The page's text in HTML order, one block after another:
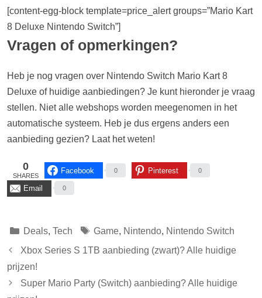
[content-egg-block template=price_alert groups=”Mario Kart
8 Deluxe Nintendo Switch”]
Vragen of opmerkingen?
Heb je nog vragen over Nintendo Switch Mario Kart 8
Deluxe of huidige aanbiedingen? Je kunt hieronder je vraag
stellen. Niet alle webshops worden meegenomen in het
automatische systeem. Heb je dus ergens anders een
aanbieding gezien? Laat het weten!
0
SHARES
Facebook 0 Pinterest 0
Email 0
Categorieën
Deals, Tech Tags
Game, Nintendo, Nintendo Switch
Xbox Series S 1TB aanbieding (zwart)? Alle huidige
prijzen!
Super Mario Party (Switch) aanbieding? Alle huidige